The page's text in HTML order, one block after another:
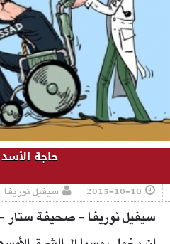
حاجة
2015-10-10 سيفيل نوريفا
سيفيل نوريفا - صحيفة ستار